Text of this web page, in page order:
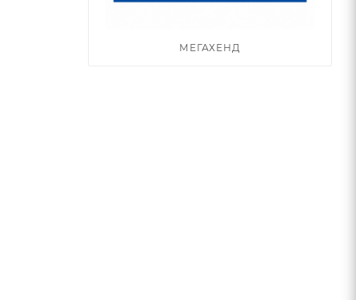
МЕГАХЕНД